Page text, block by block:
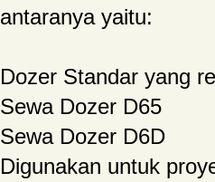
antaranya yaitu:
Dozer Standar yang
Sewa Dozer D65
Sewa Dozer D6D
Digunakan untuk